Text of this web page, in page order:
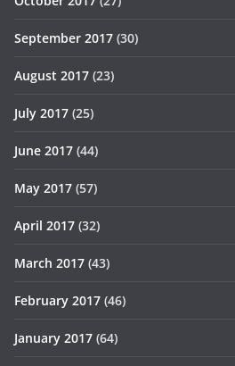
September 2017 (30)
August 2017 (23)
July 2017 (25)
June 2017 (44)
May 2017 (57)
April 2017 (32)
March 2017 (43)
February 2017 (46)
January 2017 (64)